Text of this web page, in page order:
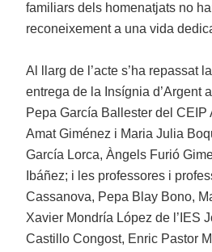
familiars dels homenatjats no
reconeixement a una vida
Al llarg de l’acte s’ha repassat
entrega de la Insígnia d’Argent
Pepa García Ballester del CEIP
Amat Giménez i Maria Julia
García Lorca, Àngels Furió
Ibáñez; i les professores i
Cassanova, Pepa Blay Bono,
Xavier Mondría López de l’IES
Castillo Congost, Enric Pastor